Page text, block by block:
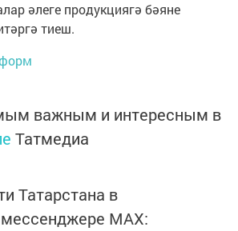
әлеге продукциягә бәяне
тиеш.
важным и интересным в
Татмедиа
Татарстана в
MАХ: